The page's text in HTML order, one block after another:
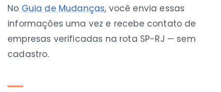
No Guia de Mudanças, você envia essas
informações uma vez e recebe contato de
empresas verificadas na rota SP-RJ — sem
cadastro.